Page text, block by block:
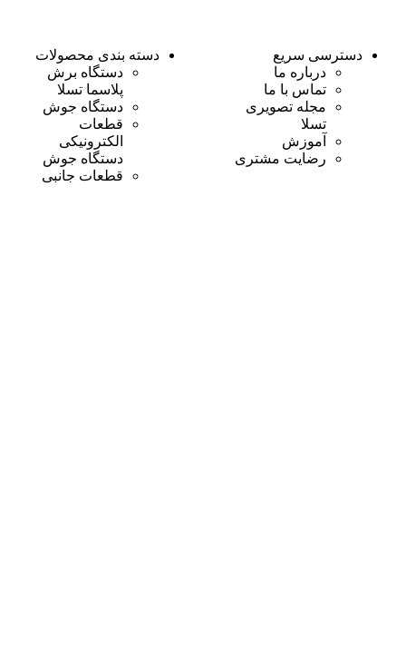
دسترسی سریع
درباره ما
تماس با ما
مجله تصویری
تسلا
آموزش
رضایت مشتری
دسته بندی محصولات
دستگاه برش
پلاسما تسلا
دستگاه جوش
قطعات
الکترونیکی
دستگاه جوش
قطعات جانبی